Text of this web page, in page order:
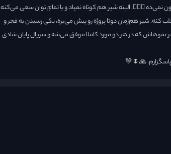
🤦🏻‍♀️، البته شیر هم کوتاه نمیاد و با تمامِ توان سعی می‌کنه
کنه. شیر هم‌زمان دوتا پروژه رو پیش می‌بره، یکی رسیدن به فجر و
که در هر دو مورد کاملا موفق می‌شه و سریال پایان شادی
🙏🌷💚